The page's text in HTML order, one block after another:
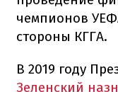
чемпионов
стороны КГГА.
В 2019 году
Зеленский